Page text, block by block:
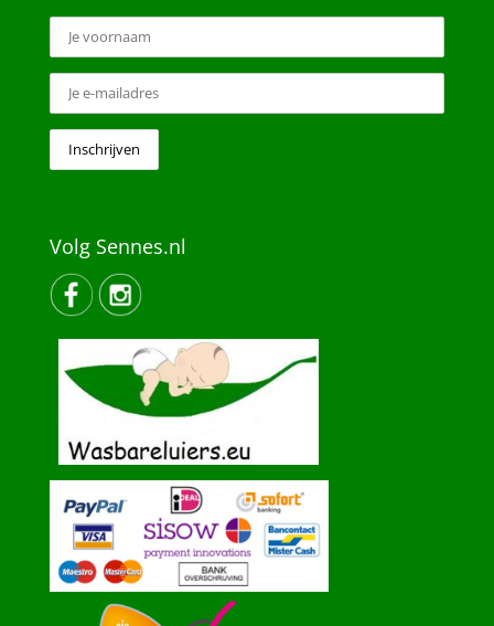
Volg Sennes.nl